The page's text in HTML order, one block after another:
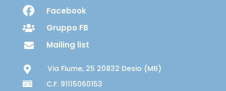
 Facebook
 Gruppo FB
 Mailing list
 Via Fiume, 25 20832 Desio (MB)
 C.F. 91115060153